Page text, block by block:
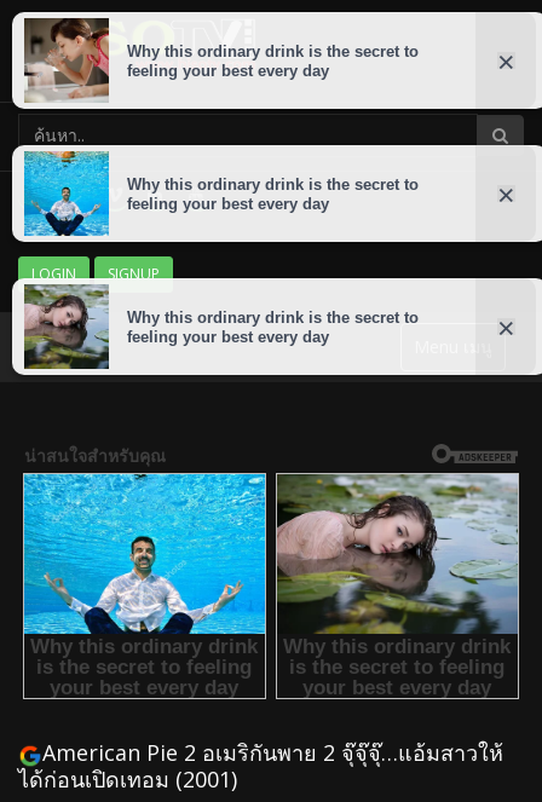
LOGIN SIGNUP
American Pie 2 อเมริกันพาย 2 จุ๊จุ๊จุ๊…แอ้มสาวให้
ได้ก่อนเปิดเทอม (2001)